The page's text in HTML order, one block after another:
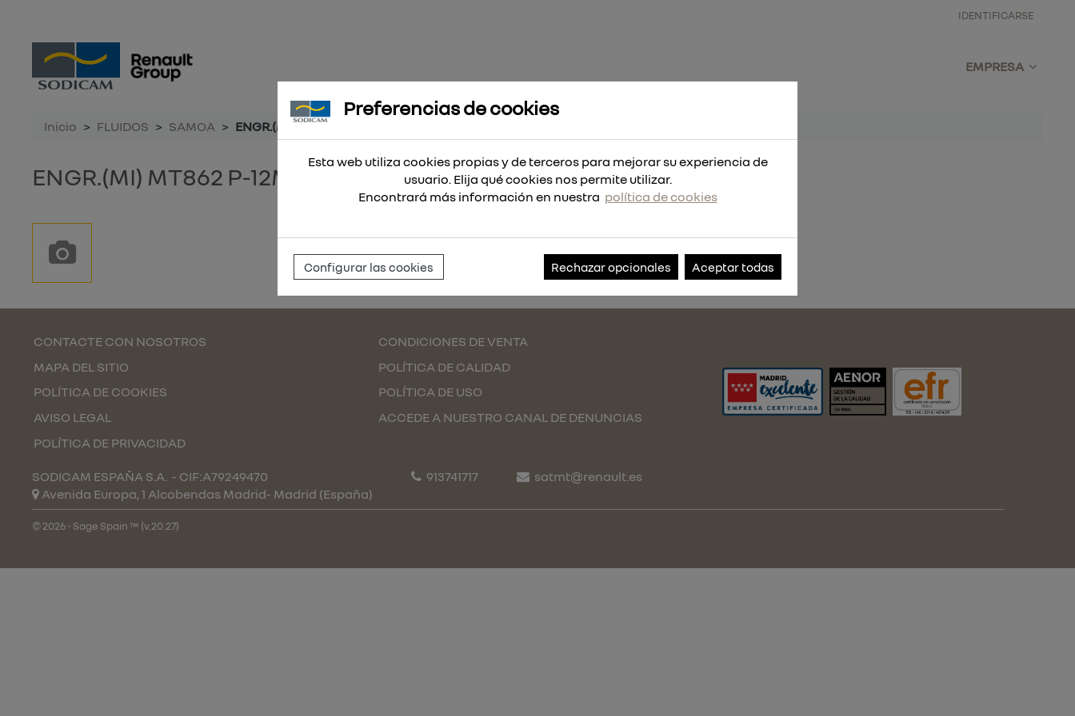
IDENTIFICARSE
EMPRESA
Inicio FLUIDOS SAMOA ENGR.(MI) MT862 P-12MM. /CEM
ENGR.(MI) MT862 P-12MM. /CEM
CONTACTE CON NOSOTROS
MAPA DEL SITIO
POLÍTICA DE COOKIES
AVISO LEGAL
POLÍTICA DE PRIVACIDAD
CONDICIONES DE VENTA
POLÍTICA DE CALIDAD
POLÍTICA DE USO
ACCEDE A NUESTRO CANAL DE DENUNCIAS
SODICAM ESPAÑA S.A. - CIF:A79249470
Avenida Europa, 1 Alcobendas Madrid- Madrid (España)
913741717 satmt@renault.es
© 2026 - Sage Spain ™ (v.20.27)
Preferencias de cookies
Esta web utiliza cookies propias y de terceros para mejorar su experiencia de
usuario. Elija qué cookies nos permite utilizar.
Encontrará más información en nuestra política de cookies
Configurar las cookies Rechazar opcionales Aceptar todas